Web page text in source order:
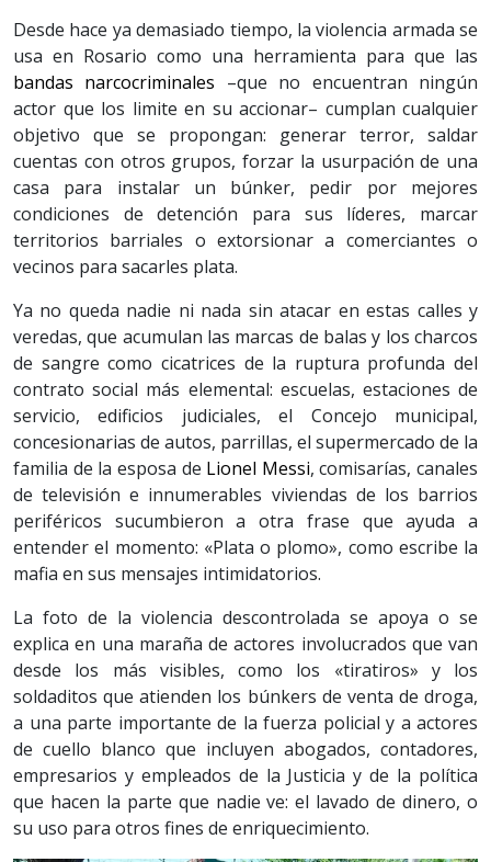
Desde hace ya demasiado tiempo, la violencia armada se
usa en Rosario como una herramienta para que las
bandas narcocriminales –que no encuentran ningún
actor que los limite en su accionar– cumplan cualquier
objetivo que se propongan: generar terror, saldar
cuentas con otros grupos, forzar la usurpación de una
casa para instalar un búnker, pedir por mejores
condiciones de detención para sus líderes, marcar
territorios barriales o extorsionar a comerciantes o
vecinos para sacarles plata.
Ya no queda nadie ni nada sin atacar en estas calles y
veredas, que acumulan las marcas de balas y los charcos
de sangre como cicatrices de la ruptura profunda del
contrato social más elemental: escuelas, estaciones de
servicio, edificios judiciales, el Concejo municipal,
concesionarias de autos, parrillas, el supermercado de la
familia de la esposa de Lionel Messi, comisarías, canales
de televisión e innumerables viviendas de los barrios
periféricos sucumbieron a otra frase que ayuda a
entender el momento: «Plata o plomo», como escribe la
mafia en sus mensajes intimidatorios.
La foto de la violencia descontrolada se apoya o se
explica en una maraña de actores involucrados que van
desde los más visibles, como los «tiratiros» y los
soldaditos que atienden los búnkers de venta de droga,
a una parte importante de la fuerza policial y a actores
de cuello blanco que incluyen abogados, contadores,
empresarios y empleados de la Justicia y de la política
que hacen la parte que nadie ve: el lavado de dinero, o
su uso para otros fines de enriquecimiento.